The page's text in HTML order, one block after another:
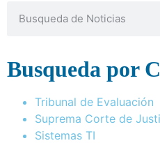
Busqueda por
Tribunal de Evaluación
Suprema Corte de
Sistemas TI